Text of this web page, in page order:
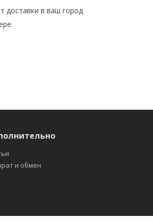
доставки в ваш город
и обмен